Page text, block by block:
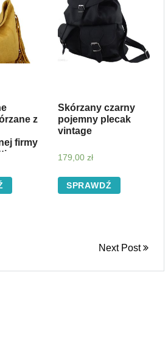
z
firmy
Skórzany czarny
pojemny plecak
vintage
179,00 zł
SPRAWDŹ
Next Post